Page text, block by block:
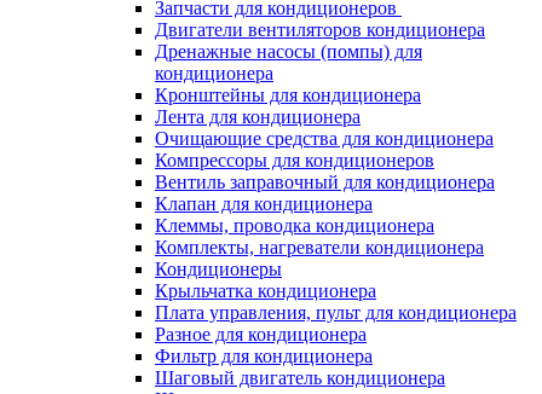
Запчасти для кондиционеров
Двигатели вентиляторов кондиционера
Дренажные насосы (помпы) для
кондиционера
Кронштейны для кондиционера
Лента для кондиционера
Очищающие средства для кондиционера
Компрессоры для кондиционеров
Вентиль заправочный для кондиционера
Клапан для кондиционера
Клеммы, проводка кондиционера
Комплекты, нагреватели кондиционера
Кондиционеры
Крыльчатка кондиционера
Плата управления, пульт для кондиционера
Разное для кондиционера
Фильтр для кондиционера
Шаговый двигатель кондиционера